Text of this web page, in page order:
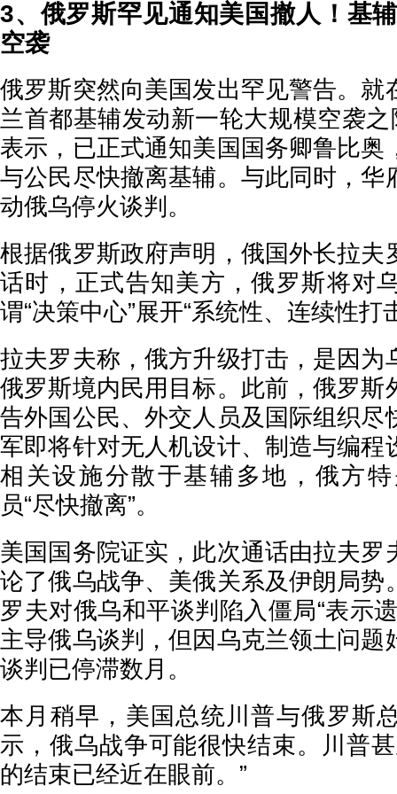
3、俄罗斯罕见通知美国撤人！基
空袭
俄罗斯突然向美国发出罕见警告。就
兰首都基辅发动新一轮大规模空袭
表示，已正式通知美国国务卿鲁比奥
与公民尽快撤离基辅。与此同时，华
动俄乌停火谈判。
根据俄罗斯政府声明，俄国外长拉夫
话时，正式告知美方，俄罗斯将对
谓“决策中心”展开“系统性、连续性打
拉夫罗夫称，俄方升级打击，是因为
俄罗斯境内民用目标。此前，俄罗斯
告外国公民、外交人员及国际组织尽
军即将针对无人机设计、制造与编程
相关设施分散于基辅多地，俄方
员“尽快撤离”。
美国国务院证实，此次通话由拉夫罗
论了俄乌战争、美俄关系及伊朗局势
罗夫对俄乌和平谈判陷入僵局“表示
主导俄乌谈判，但因乌克兰领土问题
谈判已停滞数月。
本月稍早，美国总统川普与俄罗斯
示，俄乌战争可能很快结束。川普
的结束已经近在眼前。”